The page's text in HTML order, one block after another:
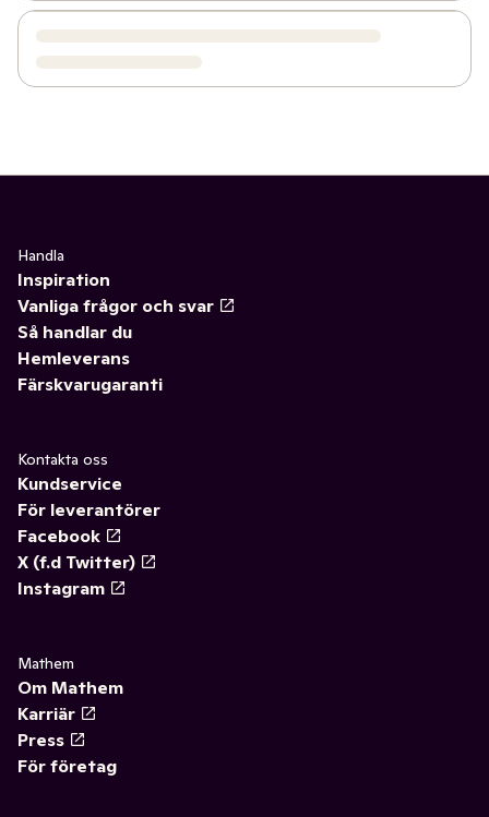
Handla
Inspiration
Vanliga frågor och svar
Så handlar du
Hemleverans
Färskvarugaranti
Kontakta oss
Kundservice
För leverantörer
Facebook
X (f.d Twitter)
Instagram
Mathem
Om Mathem
Karriär
Press
För företag